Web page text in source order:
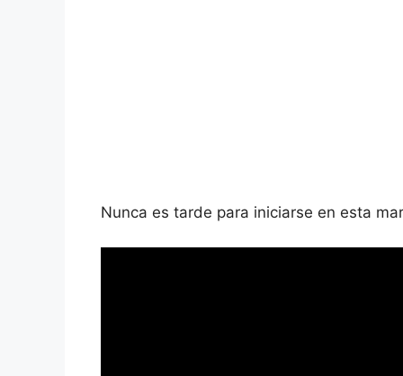
Nunca es tarde para iniciarse en esta